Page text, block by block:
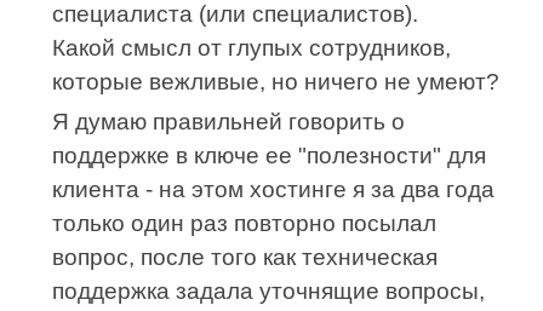
специалиста (или специалистов).
Какой смысл от глупых сотрудников,
которые вежливые, но ничего не умеют?
Я думаю правильней говорить о
поддержке в ключе ее "полезности" для
клиента - на этом хостинге я за два года
только один раз повторно посылал
вопрос, после того как техническая
поддержка задала уточнящие вопросы,